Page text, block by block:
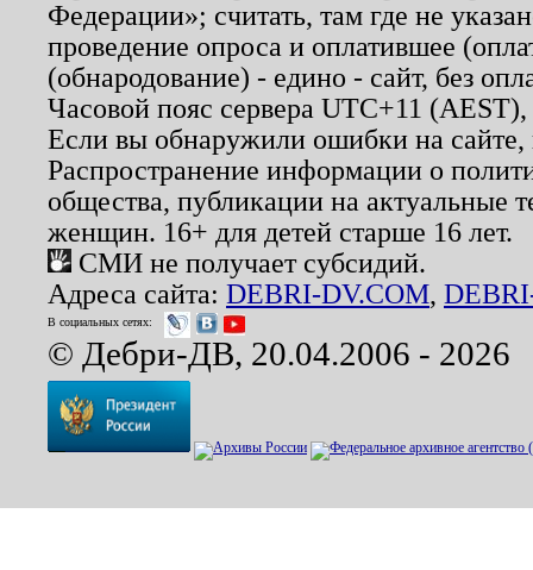
Федерации»; считать, там где не
проведение опроса и оплатившее
(обнародование) - едино - сайт, без
Часовой пояс сервера UTC+11
Если вы обнаружили ошибки на
Распространение информации о
общества, публикации на актуальные
женщин. 16+ для детей старше 16 лет.
СМИ не получает субсидий.
Адреса сайта: DEBRI-DV.COM,
В социальных сетях:
© Дебри-ДВ, 20.04.2006 - 2026